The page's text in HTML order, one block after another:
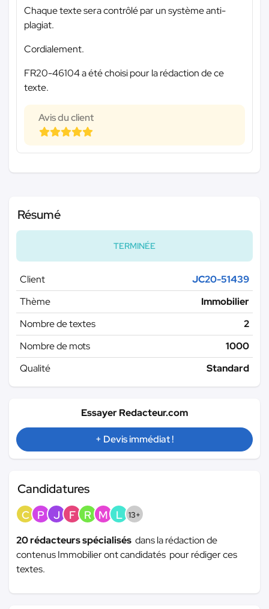
Chaque texte sera contrôlé par un système anti-
plagiat.
Cordialement.
FR20-46104 a été choisi pour la rédaction de ce
texte.
Avis du client
Résumé
TERMINÉE
Client
JC20-51439
Thème
Immobilier
Nombre de textes
2
Nombre de mots
1000
Qualité
Standard
Essayer Redacteur.com
+ Devis immédiat !
Candidatures
C P J F R M L 13+
20 rédacteurs spécialisés dans la rédaction de
contenus Immobilier ont candidatés pour rédiger ces
textes.